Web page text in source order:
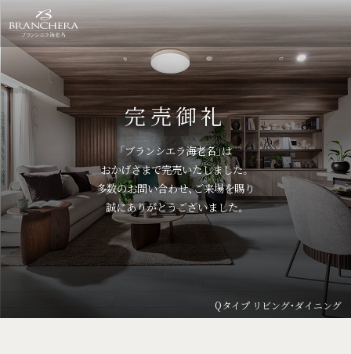
完売御礼
「ブランシエラ海老名」は
おかげさまで完売いたしました。
多数のお問い合わせ、ご来場を賜り
誠にありがとうございました。
Qタイプ リビング・ダイニング